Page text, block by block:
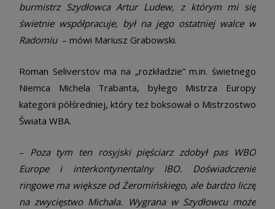
burmistrz Szydłowca Artur Ludew, z którym mi się
świetnie współpracuje, był na jego ostatniej walce w
Radomiu­ – mówi Mariusz Grabowski.
Roman Seliverstov ma na „rozkładzie” m.in. świetnego
Niemca Michela Trabanta, byłego Mistrza Europy
kategorii półśredniej, który też boksował o Mistrzostwo
Świata WBA. ­
– Poza tym ten rosyjski pięściarz zdobył pas WBO
Europe i interkontynentalny IBO. Doświadczenie
ringowe ma większe od Żeromińskiego, ale bardzo liczę
na zwycięstwo Michała. Wygrana w Szydłowcu może